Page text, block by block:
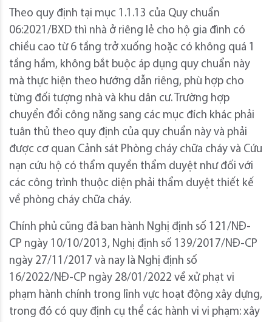
Theo quy định tại mục 1.1.13 của Quy chuẩn
06:2021/BXD thì nhà ở riêng lẻ cho hộ gia đình có
chiều cao từ 6 tầng trở xuống hoặc có không quá 1
tầng hầm, không bắt buộc áp dụng quy chuẩn này
mà thực hiện theo hướng dẫn riêng, phù hợp cho
từng đối tượng nhà và khu dân cư. Trường hợp
chuyển đổi công năng sang các mục đích khác phải
tuân thủ theo quy định của quy chuẩn này và phải
được cơ quan Cảnh sát Phòng cháy chữa cháy và Cứu
nạn cứu hộ có thẩm quyền thẩm duyệt như đối với
các công trình thuộc diện phải thẩm duyệt thiết kế
về phòng cháy chữa cháy.
Chính phủ cũng đã ban hành Nghị định số 121/NĐ-
CP ngày 10/10/2013, Nghị định số 139/2017/NĐ-CP
ngày 27/11/2017 và nay là Nghị định số
16/2022/NĐ-CP ngày 28/01/2022 về xử phạt vi
phạm hành chính trong lĩnh vực hoạt động xây dựng,
trong đó có quy định cụ thể các hành vi vi phạm: xây